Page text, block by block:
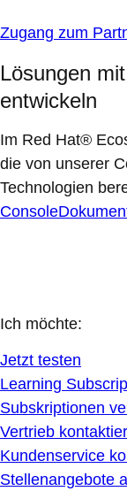
Zugang zum
Lösungen
entwickeln
Im Red Hat®
die von unserer
Technologien
Console
Ich möchte:
Jetzt testen
Learning
Subskriptionen
Vertrieb
Kundenservice
Stellenangebote